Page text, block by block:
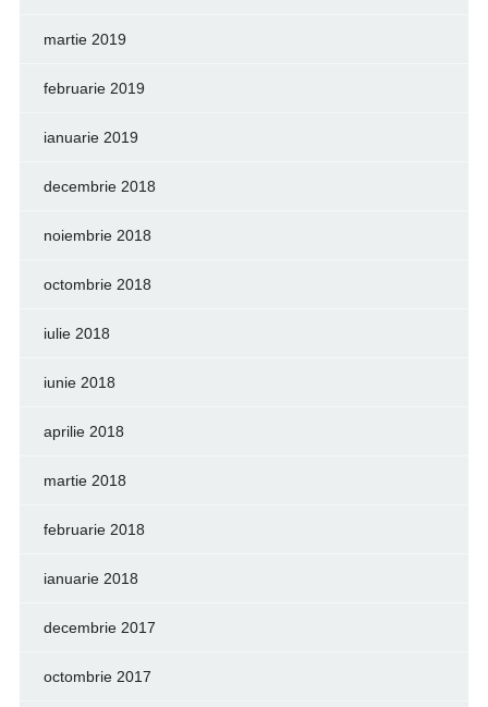
martie 2019
februarie 2019
ianuarie 2019
decembrie 2018
noiembrie 2018
octombrie 2018
iulie 2018
iunie 2018
aprilie 2018
martie 2018
februarie 2018
ianuarie 2018
decembrie 2017
octombrie 2017